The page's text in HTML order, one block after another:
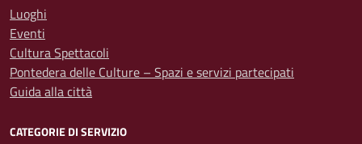
Luoghi
Eventi
Cultura Spettacoli
Pontedera delle Culture – Spazi e servizi partecipati
Guida alla città
CATEGORIE DI SERVIZIO